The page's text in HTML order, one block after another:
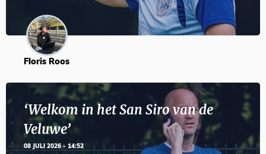
Floris Roos
‘Welkom in het San Siro van de
Veluwe’
08 JULI 2026 - 14:52